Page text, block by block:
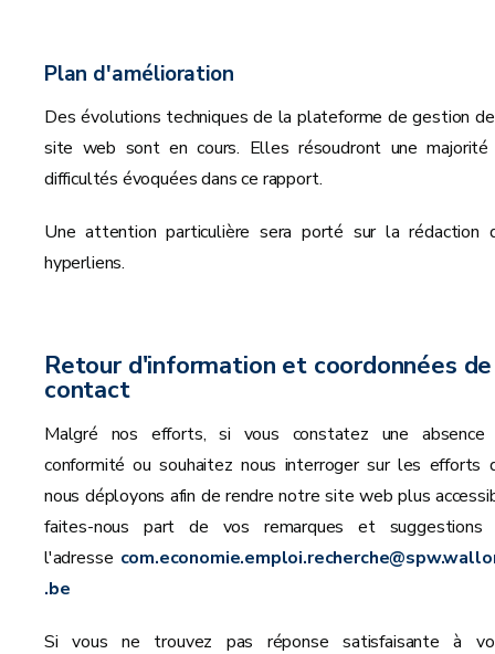
Plan d'amélioration
Des évolutions techniques de la plateforme de gestion
site web sont en cours. Elles résoudront une
difficultés évoquées dans ce rapport.
Une attention particulière sera porté sur la rédaction
hyperliens.
Retour d'information et coordonnées de
contact
Malgré nos efforts, si vous constatez une absence
conformité ou souhaitez nous interroger sur les efforts
nous déployons afin de rendre notre site web plus
faites-nous part de vos remarques et suggestions
l'adresse
.be
Si vous ne trouvez pas réponse satisfaisante à